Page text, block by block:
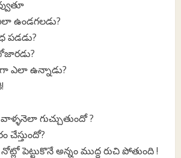
ఉండగలడు?
పడడు?
ఎలా ఉన్నాడు?
గుచ్చుతుందో ?
చేస్తుందో?
పెట్టుకొనే అన్నం ముద్ద రుచి పోతుంది !